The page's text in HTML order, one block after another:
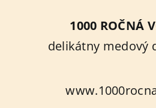
1000 ROČNÁ
delikátny medový